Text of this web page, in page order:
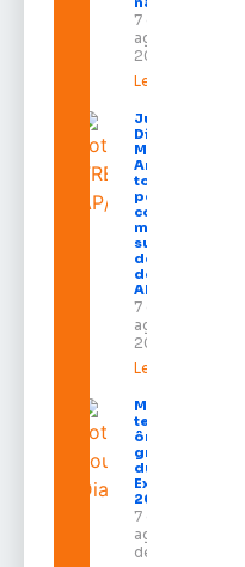
7 de
agosto de
2026
Leia mais »
Juiz
Diego
Moura de
Araújo
toma
posse
como
membro
substituto
do Pleno
do TRE-
AP
7 de
agosto de
2026
Leia mais »
Macapá
terá
ônibus
gratuitos
durante a
Expofeira
2026
7 de
agosto
de 2026